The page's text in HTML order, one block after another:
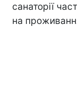
санаторії
на